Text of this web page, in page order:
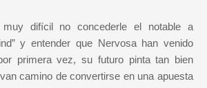
difícil no concederle el notable a
y entender que Nervosa han venido
primera vez, su futuro pinta tan bien
camino de convertirse en una apuesta